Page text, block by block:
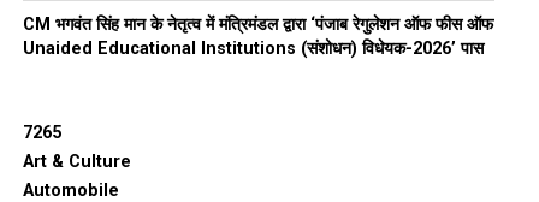
CM भगवंत सिंह मान के नेतृत्व में मंत्रिमंडल द्वारा ‘पंजाब रेगुलेशन ऑफ फीस ऑफ
Unaided Educational Institutions (संशोधन) विधेयक-2026’ पास
7265
Art & Culture
Automobile